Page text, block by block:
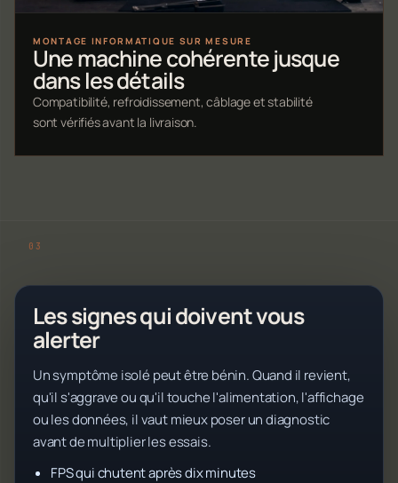
MONTAGE INFORMATIQUE SUR MESURE
Une machine cohérente jusque
dans les détails
Compatibilité, refroidissement, câblage et stabilité
sont vérifiés avant la livraison.
Les signes qui doivent vous
alerter
Un symptôme isolé peut être bénin. Quand il revient,
qu'il s'aggrave ou qu'il touche l'alimentation, l'affichage
ou les données, il vaut mieux poser un diagnostic
avant de multiplier les essais.
FPS qui chutent après dix minutes